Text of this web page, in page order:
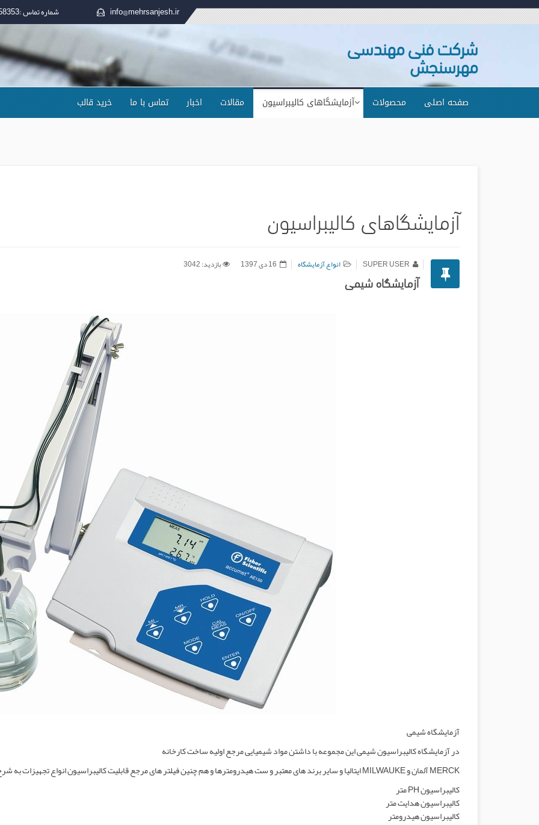
info@mehrsanjesh.ir شماره تماس :37258353-035
شرکت فنی مهندسی
مهرسنجش
صفحه اصلی محصولات آزمایشگاهای کالیبراسیون مقالات اخبار تماس با ما خرید قالب
آزمایشگاهای کالیبراسیون
SUPER USER انواع آزمایشگاه 16 دی 1397 بازدید: 3042
آزمایشگاه شیمی
آزمایشگاه شیمی
در آزمایشگاه کالیبراسیون شیمی این مجموعه با داشتن مواد شیمیایی مرجع اولیه ساخت کارخانه
MERCK آلمان و MILWAUKE ایتالیا و سایر برند های معتبر و ست هیدرومترها و هم چنین فیلتر های مرجع قابلیت کالیبراسیون انواع تجهیزات به شرح زیر را دارا می باشد:
کالیبراسیون PH متر
کالیبراسیون هدایت متر
کالیبراسیون هیدرومتر